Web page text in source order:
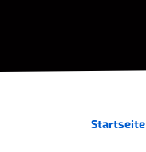
Startseite